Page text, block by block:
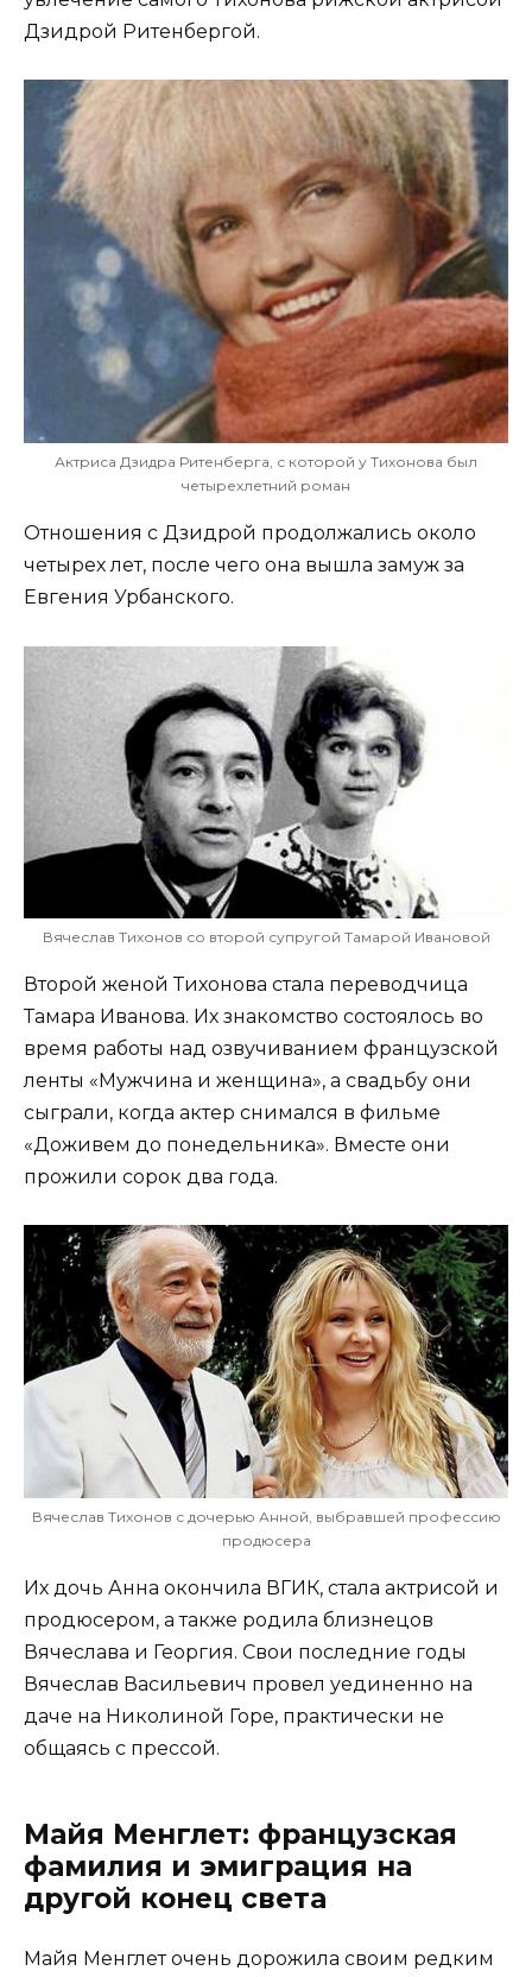
Дзидрой Ритенбергой.
Актриса Дзидра Ритенберга, с которой у Тихонова был
четырехлетний роман
Отношения с Дзидрой продолжались около
четырех лет, после чего она вышла замуж за
Евгения Урбанского.
Вячеслав Тихонов со второй супругой Тамарой Ивановой
Второй женой Тихонова стала переводчица
Тамара Иванова. Их знакомство состоялось во
время работы над озвучиванием французской
ленты «Мужчина и женщина», а свадьбу они
сыграли, когда актер снимался в фильме
«Доживем до понедельника». Вместе они
прожили сорок два года.
Вячеслав Тихонов с дочерью Анной, выбравшей профессию
продюсера
Их дочь Анна окончила ВГИК, стала актрисой и
продюсером, а также родила близнецов
Вячеслава и Георгия. Свои последние годы
Вячеслав Васильевич провел уединенно на
даче на Николиной Горе, практически не
общаясь с прессой.
Майя Менглет: французская
фамилия и эмиграция на
другой конец света
Майя Менглет очень дорожила своим редким